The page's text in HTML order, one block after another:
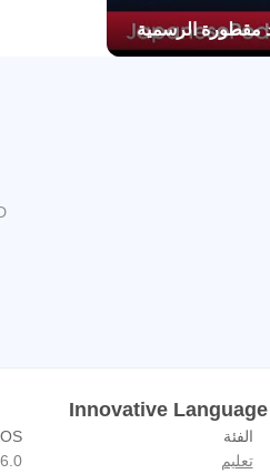
الصوتية ودروس الفيديو (
والقراءة مع كل درس
عمليات الشراء من خلال التطبيق
الفئة
تعليم